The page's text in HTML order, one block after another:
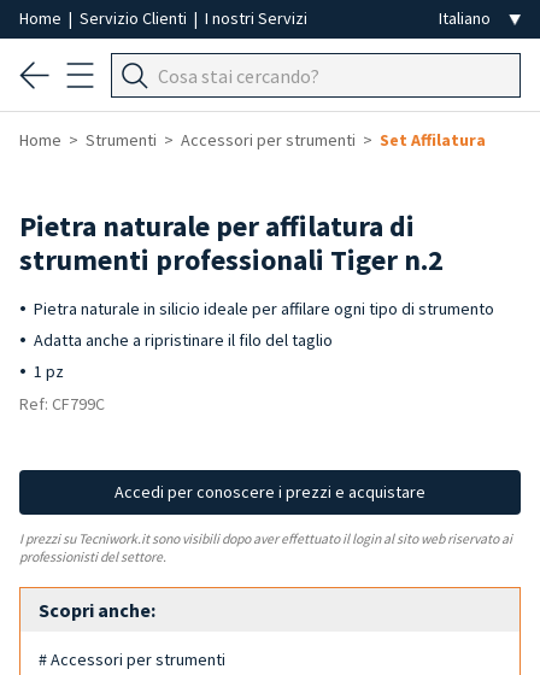
Home | Servizio Clienti | I nostri Servizi
Home Strumenti Accessori per strumenti Set Affilatura
Pietra naturale per affilatura di
strumenti professionali Tiger n.2
Pietra naturale in silicio ideale per affilare ogni tipo di strumento
Adatta anche a ripristinare il filo del taglio
1 pz
Ref: CF799C
Accedi per conoscere i prezzi e acquistare
I prezzi su Tecniwork.it sono visibili dopo aver effettuato il login al sito web riservato ai
professionisti del settore.
Scopri anche:
# Accessori per strumenti